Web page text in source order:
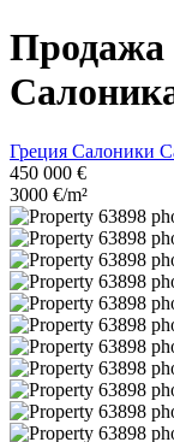
Продажа
Греция Салоники
450 000 €
3000 €/m²